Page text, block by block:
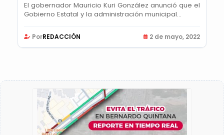
El gobernador Mauricio Kuri González anunció que el
Gobierno Estatal y la administración municipal...
PorREDACCIÓN 2 de mayo, 2022